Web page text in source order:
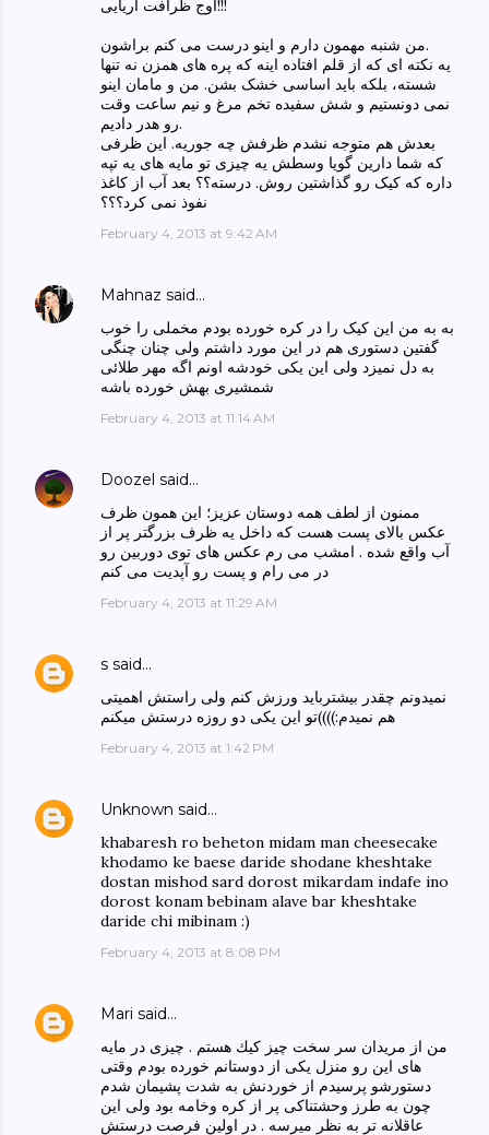
اوج ظرافت آریایی!!!
من شنبه مهمون دارم و اینو درست می کنم براشون.
یه نکته ای که از قلم افتاده اینه که پره های همزن نه تنها
شسته، بلکه باید اساسی خشک بشن. من و مامان اینو
نمی دونستیم و شش سفیده تخم مرغ و نیم ساعت وقت
رو هدر دادیم.
بعدش هم متوجه نشدم ظرفش چه جوریه. این ظرفی
که شما دارین گویا وسطش یه چیزی تو مایه های یه تپه
داره که کیک رو گذاشتین روش. درسته؟؟ بعد آب از کاغذ
نفوذ نمی کرد؟؟؟
February 4, 2013 at 9:42 AM
Mahnaz said…
به به من این کیک را در کره خورده بودم مخملی را خوب
گفتین دستوری هم در این مورد داشتم ولی چنان چنگی
به دل نمیزد ولی این یکی خودشه اونم اگه مهر طلائی
شمشیری بهش خورده باشه
February 4, 2013 at 11:14 AM
Doozel said…
ممنون از لطف همه دوستان عزیز؛ این همون ظرف
عکس بالای پست هست که داخل یه ظرف بزرگتر پر از
آب واقع شده . امشب می رم عکس های توی دوربین رو
در می رام و پست رو آپدیت می کنم
February 4, 2013 at 11:29 AM
s said…
نمیدونم چقدر بیشترباید ورزش کنم ولی راستش اهمیتی
هم نمیدم:))))تو این یکی دو روزه درستش میکنم
February 4, 2013 at 1:42 PM
Unknown said…
khabaresh ro beheton midam man cheesecake
khodamo ke baese daride shodane kheshtake
dostan mishod sard dorost mikardam indafe ino
dorost konam bebinam alave bar kheshtake
daride chi mibinam :)
February 4, 2013 at 8:08 PM
Mari said…
من از مريدان سر سخت چيز كيك هستم . چيزى در مايه
هاى اين رو منزل يكى از دوستانم خورده بودم وقتى
دستورشو پرسيدم از خوردنش به شدت پشيمان شدم
چون به طرز وحشتناكى پر از كره وخامه بود ولى اين
عاقلانه تر به نظر ميرسه . در اولين فرصت درستش